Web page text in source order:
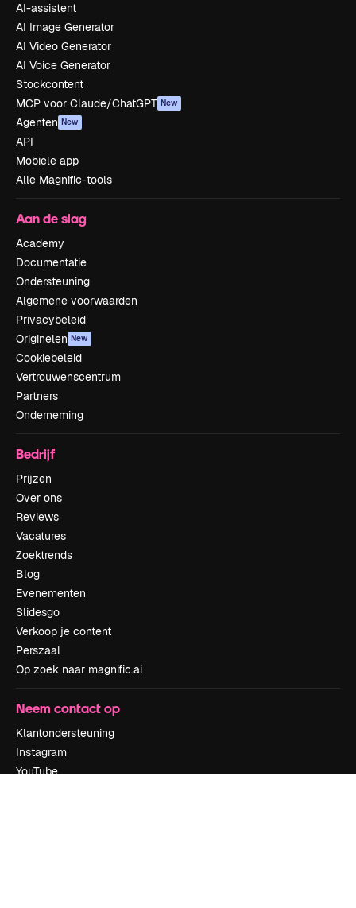
AI-assistent
AI Image Generator
AI Video Generator
AI Voice Generator
Stockcontent
MCP voor Claude/ChatGPT New
Agenten New
API
Mobiele app
Alle Magnific-tools
Aan de slag
Academy
Documentatie
Ondersteuning
Algemene voorwaarden
Privacybeleid
Originelen New
Cookiebeleid
Vertrouwenscentrum
Partners
Onderneming
Bedrijf
Prijzen
Over ons
Reviews
Vacatures
Zoektrends
Blog
Evenementen
Slidesgo
Verkoop je content
Perszaal
Op zoek naar magnific.ai
Neem contact op
Klantondersteuning
Instagram
YouTube